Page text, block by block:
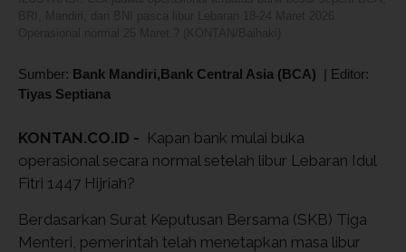
Sumber: Bank Mandiri,Bank Central Asia (BCA) | Editor:
Tiyas Septiana
KONTAN.CO.ID - Kapan bank mulai buka
operasional secara normal setelah libur Lebaran Idul
Fitri 1447 Hijriah?
Berdasarkan Surat Keputusan Bersama (SKB) Tiga
Menteri, pemerintah telah menetapkan masa libur